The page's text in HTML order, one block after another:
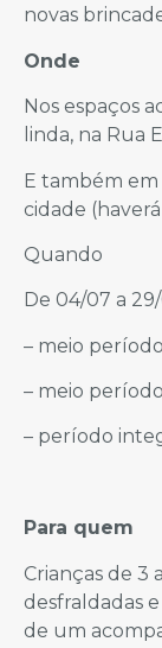
novas
Onde
Nos espaços
linda, na Rua
E também
cidade
Quando
De 04/07 a
– meio
– meio
– período
Para quem
Crianças de 3
desfraldadas
de um